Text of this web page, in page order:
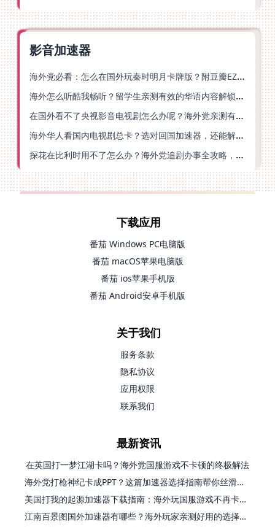
影音加速器
海外党必看：怎么在国外玩秦时明月卡牌版？附豆瓣EZCast地区限制破解法
海外怎么听酷我畅听？留学生亲测有效的华语内容解锁指南
在国外看不了央视影音电视剧怎么办呢？海外党亲测有效的回国加速方案
海外华人看国内电视剧总卡？选对回国加速器，还能解决菲律宾打不开反诈中心的问题
探花在比利时用不了怎么办？海外党追剧办事全攻略，选对加速器就够了
下载应用
番茄 Windows PC电脑版
番茄 macOS苹果电脑版
番茄 ios苹果手机版
番茄 Android安卓手机版
关于我们
服务条款
隐私协议
应用权限
联系我们
最新资讯
在英国打一梦江湖卡吗？海外党国服游戏不卡顿的终极解法
海外党打枪神纪卡成PPT？这篇加速器选择指南帮你丝滑上分
美国打我的起源加速器下载指南：海外玩国服游戏不再卡的终极方案
江南百景图国外加速器有哪些？海外玩家亲测好用的选择与避坑指南